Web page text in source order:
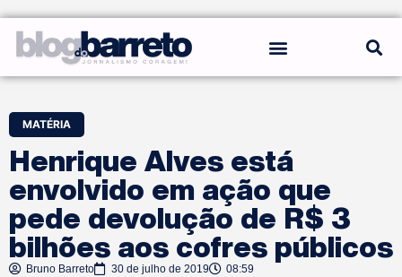
MATÉRIA
Henrique Alves está
envolvido em ação que
pede devolução de R$ 3
bilhões aos cofres públicos
Bruno Barreto 30 de julho de 2019 08:59